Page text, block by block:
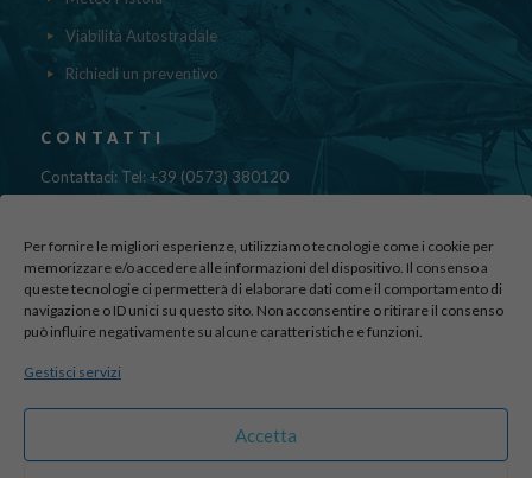
Per fornire le migliori esperienze, utilizziamo tecnologie come i cookie per
memorizzare e/o accedere alle informazioni del dispositivo. Il consenso a
queste tecnologie ci permetterà di elaborare dati come il comportamento di
navigazione o ID unici su questo sito. Non acconsentire o ritirare il consenso
può influire negativamente su alcune caratteristiche e funzioni.
Gestisci servizi
Accetta
Viabilità Autostradale
Richiedi un preventivo
CONTATTI
Contattaci: Tel: +39 (0573) 380120
Fax: 39 (0573) 985420
Via di Canapale, 10
51100 PISTOIA
Find us here:
sito realizzato da